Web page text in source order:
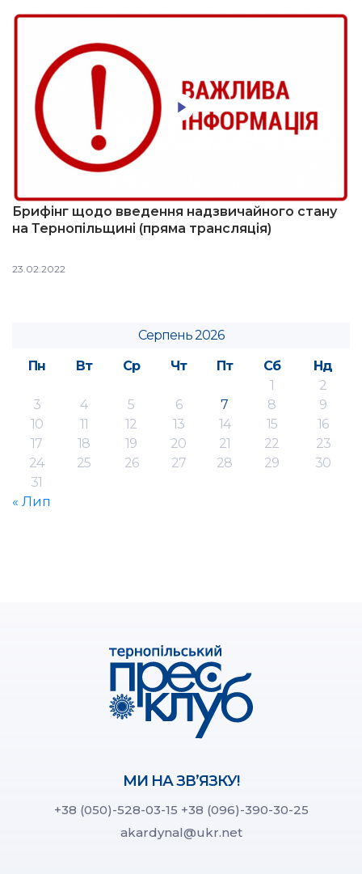
Брифінг щодо введення надзвичайного стану
на Тернопільщині (пряма трансляція)
23.02.2022
Серпень 2026
Пн
Вт Ср Чт Пт Сб
Нд
1
2
3
4 5 6 7 8
9
10
11 12 13 14 15
16
17
18 19 20 21 22
23
24
25 26 27 28 29
30
31
« Лип
МИ НА ЗВ’ЯЗКУ!
+38 (050)-528-03-15 +38 (096)-390-30-25
akardynal@ukr.net